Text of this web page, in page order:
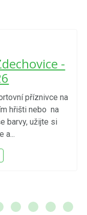
-
příznivce na
hřišti nebo na
barvy, užijte si
a...